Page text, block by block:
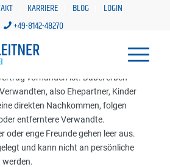
KARRIERE BLOG
LOGIN
+49-8142-48270
IST ALS DIE GESETZLICHE ERBFOLGE
regelt, wer erbt, wenn kein
vorhanden ist. Dabei erben
also Ehepartner, Kinder
direkten Nachkommen, folgen
entferntere Verwandte.
oder enge Freunde gehen leer aus.
und kann nicht an persönliche
werden.